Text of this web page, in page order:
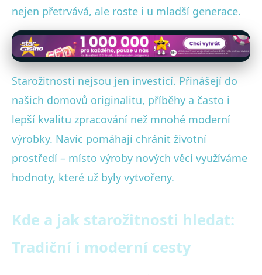
nejen přetrvává, ale roste i u mladší generace.
Starožitnosti nejsou jen investicí. Přinášejí do
našich domovů originalitu, příběhy a často i
lepší kvalitu zpracování než mnohé moderní
výrobky. Navíc pomáhají chránit životní
prostředí – místo výroby nových věcí využíváme
hodnoty, které už byly vytvořeny.
Kde a jak starožitnosti hledat:
Tradiční i moderní cesty